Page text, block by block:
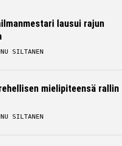
lausui rajun
SILTANEN
mielipiteensä rallin
SILTANEN